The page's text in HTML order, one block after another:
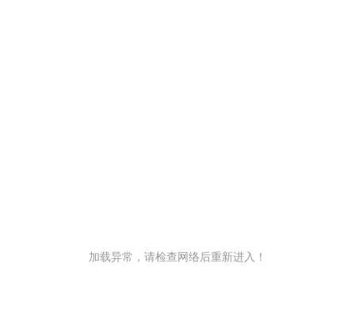
加载异常，请检查网络后重新进入！